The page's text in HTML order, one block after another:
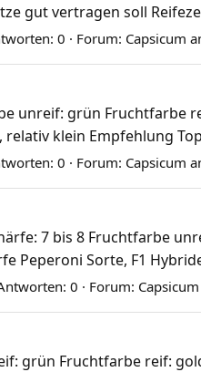
gut vertragen soll
0 Forum: Capsicum
unreif: grün Fruchtfarbe
klein Empfehlung
0 Forum: Capsicum
7 bis 8 Fruchtfarbe
Peperoni Sorte, F1
0 Forum:
grün Fruchtfarbe reif: